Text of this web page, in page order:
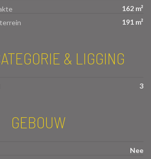
162 m²
191 m²
& LIGGING
3
GEBOUW
Nee